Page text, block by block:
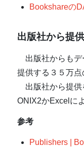
Bookshareの
出版社から提
出版社からもデ
提供する３５万
出版社から提供
ONIX2かExcelに
参考
Publishers |